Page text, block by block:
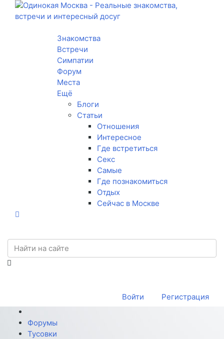
Toggle navigation
Знакомства
Встречи
Симпатии
Форум
Места
Ещё
Блоги
Статьи
Отношения
Интересное
Где встретиться
Секс
Самые
Где познакомиться
Отдых
Сейчас в Москве
Войти Регистрация
Форумы
Тусовки